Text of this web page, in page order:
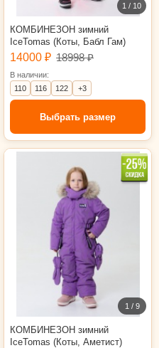
1 / 10
КОМБИНЕЗОН зимний
IceTomas (Коты, Бабл Гам)
14000 ₽ 18998 ₽
В наличии:
110
116 122 +3
Выбрать размер
1 / 9
КОМБИНЕЗОН зимний
IceTomas (Коты, Аметист)
134 140